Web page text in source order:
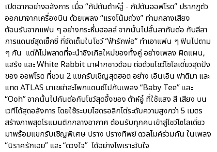
เปิดฉากอย่างอลังการ เมื่อ “กัปตันต้าห์อู๋ - กัปตันออฟโรด” ปรากฏตัว
ออกมาจากเครื่องบิน ด้วยเพลง “แรงโน้มถ่วง” ท่ามกลางเสียง
ต้อนรับจากแฟน ๆ อย่างกระหึ่มฮอลล์ จากนั้นไปลั้นลากันต่อ กับลีลา
การแดนซ์สุดเซ็กซี่ ที่จัดเต็มในโชว์ “ฟ้ารักพ่อ” ทำเอาแฟน ๆ ฟินไปตาม
ๆ กัน แต่ก็ไม่พลาดที่จะนำซิงเกิลใหม่ของทั้งคู่ อย่างเพลง ผิดแผน,
แสร้ง และ White Rabbit มาฝากชาวด้อม ต่อด้วยโชว์โซโลเดี่ยวสุดปัง
ของ ออฟโรด ที่ชวน 2 แขกรับเชิญสุดฮอต อย่าง เอินเอิน ฟาติมา และ
แทด ATLAS มาเขย่าสะโพกแดนซ์ไปกับเพลง “Baby Tee” และ
“Ooh” จากนั้นไปกันต่อกับโชว์สุดจึ้งของ ต้าห์อู๋ ที่ใช้แสง สี เสียง บน
เวทีได้สุดอลังการ โดยใช้ระบบไฮดรอลิกไต่ระดับความสูงกว่า 5 เมตร
สร้างภาพสุดโรแมนติกกลางอากาศ ต้อนรับทุกคนเข้าสู่โชว์โซโลเดี่ยว
มาพร้อมแขกรับเชิญพิเศษ ปราง ปรางทิพย์ ดวลไมค์ร่วมกัน ในเพลง
“นิราศรักเอย” และ “ดวงใจ” ได้อย่างไพเราะจับใจ